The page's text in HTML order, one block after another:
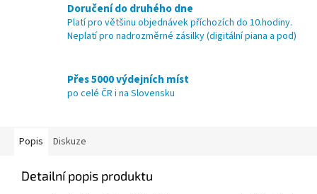
Doručení do druhého dne
Platí pro většinu objednávek příchozích do 10.hodiny.
Neplatí pro nadrozměrné zásilky (digitální piana a pod)
Přes 5000 výdejních míst
po celé ČR i na Slovensku
Popis Diskuze
Detailní popis produktu